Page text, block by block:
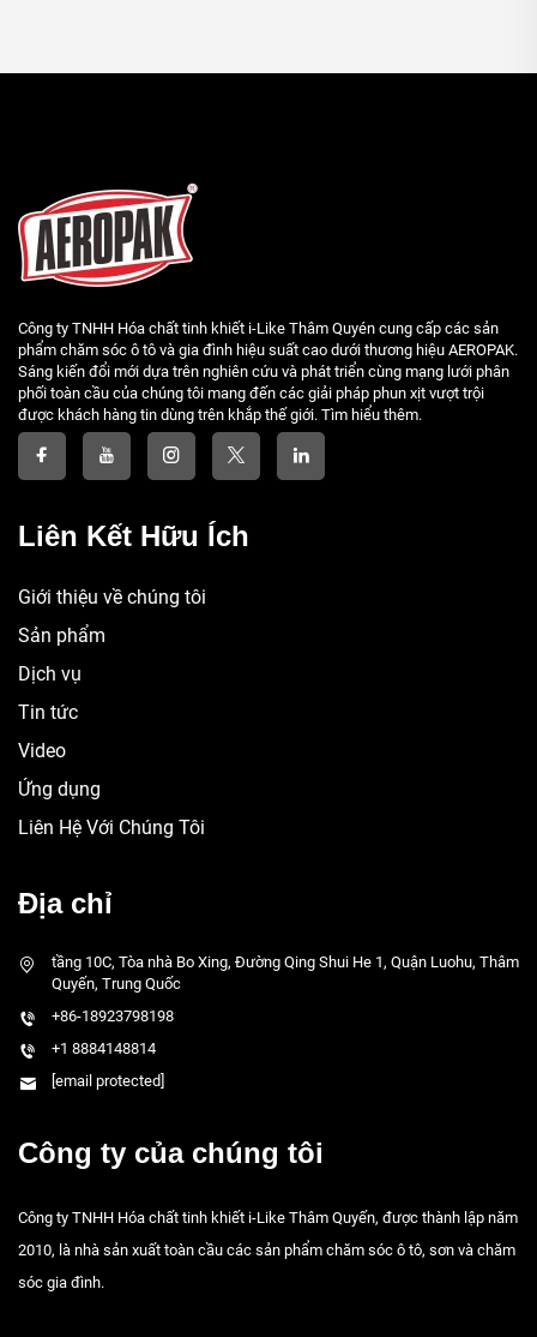
Công ty TNHH Hóa chất tinh khiết i-Like Thâm Quyén cung cấp các sản
phẩm chăm sóc ô tô và gia đình hiệu suất cao dưới thương hiệu AEROPAK.
Sáng kiến đổi mới dựa trên nghiên cứu và phát triển cùng mạng lưới phân
phối toàn cầu của chúng tôi mang đến các giải pháp phun xịt vượt trội
được khách hàng tin dùng trên khắp thế giới. Tìm hiểu thêm.
Liên Kết Hữu Ích
Giới thiệu về chúng tôi
Sản phẩm
Dịch vụ
Tin tức
Video
Ứng dụng
Liên Hệ Với Chúng Tôi
Địa chỉ
tầng 10C, Tòa nhà Bo Xing, Đường Qing Shui He 1, Quận Luohu, Thâm
Quyến, Trung Quốc
+86-18923798198
+1 8884148814
[email protected]
Công ty của chúng tôi
Công ty TNHH Hóa chất tinh khiết i-Like Thâm Quyến, được thành lập năm
2010, là nhà sản xuất toàn cầu các sản phẩm chăm sóc ô tô, sơn và chăm
sóc gia đình.